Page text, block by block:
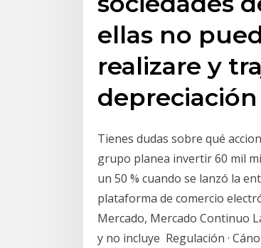
ellas no
realizare y
Tienes dudas sobre qué
grupo planea invertir 60 mil
un 50 % cuando se lanzó la
plataforma de comercio
Mercado, Mercado Continuo
y no incluye Regulación ·